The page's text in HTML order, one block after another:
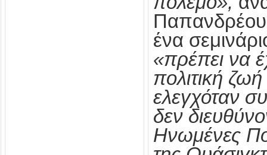
Παπανδρέου
ένα
«πρέπει να
πολιτική
ελεγχόταν
δεν
Ηνωμένες